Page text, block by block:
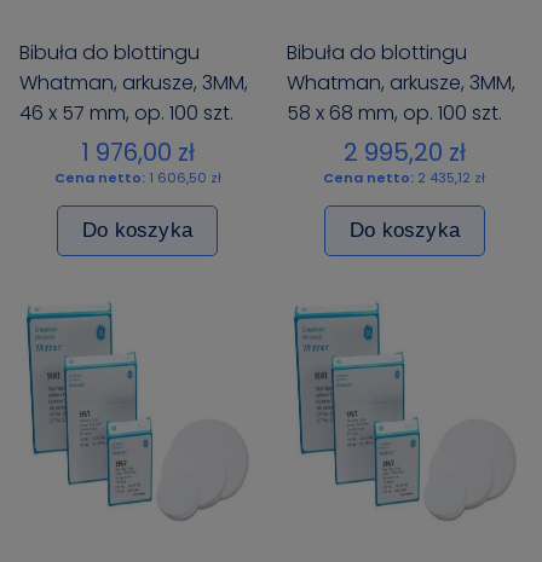
Bibuła do blottingu
Whatman, arkusze, 3MM,
46 x 57 mm, op. 100 szt.
1 976,00 zł
Cena netto: 1 606,50 zł
Do koszyka
Bibuła do blottingu
Whatman, arkusze, 3MM,
58 x 68 mm, op. 100 szt.
2 995,20 zł
Cena netto: 2 435,12 zł
Do koszyka